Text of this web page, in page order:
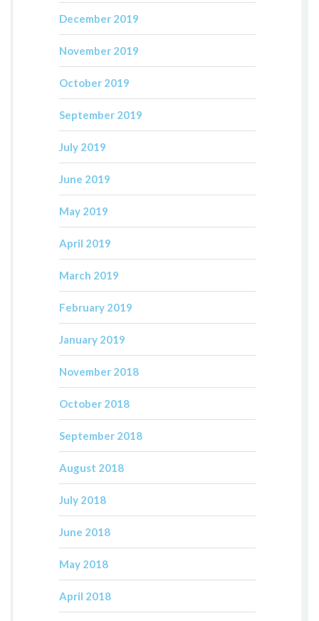
December 2019
November 2019
October 2019
September 2019
July 2019
June 2019
May 2019
April 2019
March 2019
February 2019
January 2019
November 2018
October 2018
September 2018
August 2018
July 2018
June 2018
May 2018
April 2018